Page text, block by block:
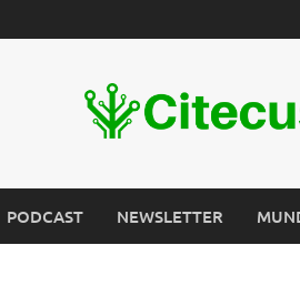
PODCAST NEWSLETTER